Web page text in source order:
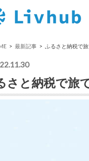
最新記事 ふるさと納税で
さと納税で旅